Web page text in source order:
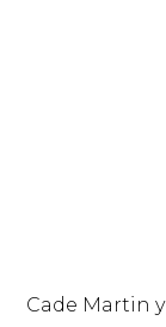
Cade Martin